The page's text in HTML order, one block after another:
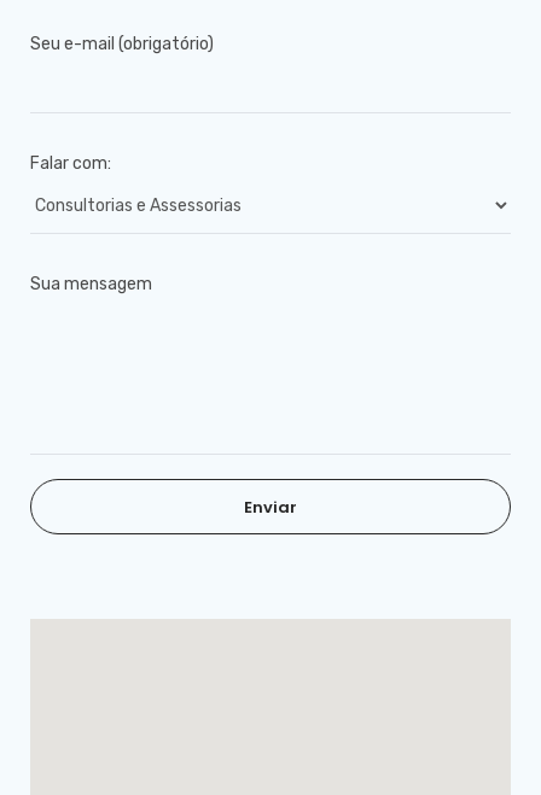
Seu e-mail (obrigatório)
Falar com:
Sua mensagem
Enviar